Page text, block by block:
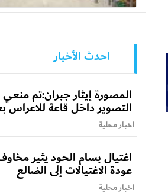
احدث الأخبار
المصورة إيثار جبران:تم
التصوير داخل قاعة للاعراس
اخبار محلية
اغتيال بسام الحود يثير
عودة الاغتيالات إلى الضالع
اخبار محلية